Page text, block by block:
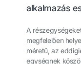
alkalmazás
A
megfelelően
méretű, az
egységnek